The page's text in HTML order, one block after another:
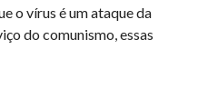
o vírus é um ataque da
do comunismo, essas